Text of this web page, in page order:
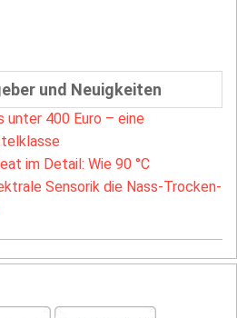
und Neuigkeiten
unter 400 Euro – eine
im Detail: Wie 90 °C
Sensorik die Nass-Trocken-